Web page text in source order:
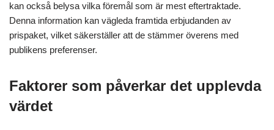
kan också belysa vilka föremål som är mest eftertraktade.
Denna information kan vägleda framtida erbjudanden av
prispaket, vilket säkerställer att de stämmer överens med
publikens preferenser.
Faktorer som påverkar det upplevda
värdet